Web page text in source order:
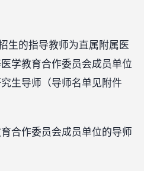
生的指导教师为直属附属医
学教育合作委员会成员单位
生导师（导师名单见附件
合作委员会成员单位的导师